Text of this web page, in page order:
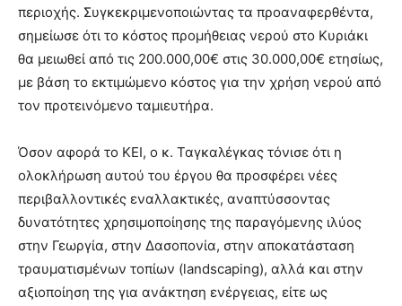
περιοχής. Συγκεκριμενοποιώντας τα προαναφερθέντα,
σημείωσε ότι το κόστος προμήθειας νερού στο Κυριάκι
θα μειωθεί από τις 200.000,00€ στις 30.000,00€ ετησίως,
με βάση το εκτιμώμενο κόστος για την χρήση νερού από
τον προτεινόμενο ταμιευτήρα.
Όσον αφορά το ΚΕΙ, ο κ. Ταγκαλέγκας τόνισε ότι η
ολοκλήρωση αυτού του έργου θα προσφέρει νέες
περιβαλλοντικές εναλλακτικές, αναπτύσσοντας
δυνατότητες χρησιμοποίησης της παραγόμενης ιλύος
στην Γεωργία, στην Δασοπονία, στην αποκατάσταση
τραυματισμένων τοπίων (landscaping), αλλά και στην
αξιοποίηση της για ανάκτηση ενέργειας, είτε ως